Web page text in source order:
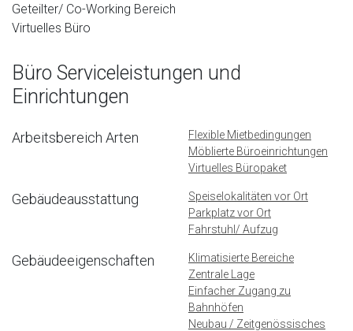
Geteilter/ Co-Working Bereich
Virtuelles Büro
Büro Serviceleistungen und
Einrichtungen
Arbeitsbereich Arten
Flexible Mietbedingungen
Möblierte Büroeinrichtungen
Virtuelles Büropaket
Gebäudeausstattung
Speiselokalitäten vor Ort
Parkplatz vor Ort
Fahrstuhl/ Aufzug
Gebäudeeigenschaften
Klimatisierte Bereiche
Zentrale Lage
Einfacher Zugang zu
Bahnhöfen
Neubau / Zeitgenössisches